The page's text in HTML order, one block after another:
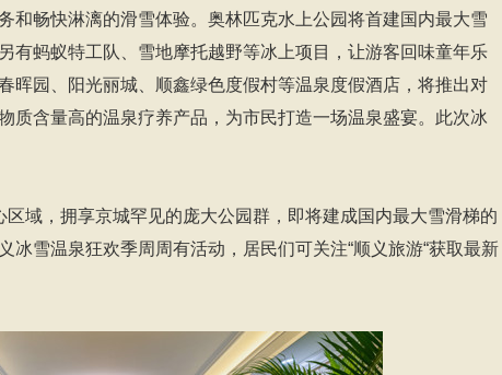
和畅快淋漓的滑雪体验。奥林匹克水上公园将首建国内最大雪
有蚂蚁特工队、雪地摩托越野等冰上项目，让游客回味童年乐
晖园、阳光丽城、顺鑫绿色度假村等温泉度假酒店，将推出对
质含量高的温泉疗养产品，为市民打造一场温泉盛宴。此次冰
区域，拥享京城罕见的庞大公园群，即将建成国内最大雪滑梯的
冰雪温泉狂欢季周周有活动，居民们可关注“顺义旅游“获取最新